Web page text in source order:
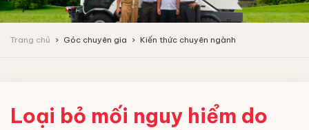
Trang chủ Góc chuyên gia Kiến thức chuyên ngành
Loại bỏ mối nguy hiểm do